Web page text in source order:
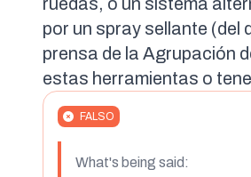
por un spray sellante (del
prensa de la Agrupación
estas herramientas o
FALSO
What's being said: